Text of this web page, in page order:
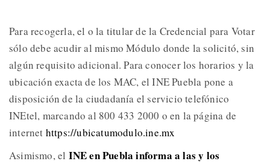
Para recogerla, el o la titular de la Credencial para Votar
sólo debe acudir al mismo Módulo donde la solicitó, sin
algún requisito adicional. Para conocer los horarios y la
ubicación exacta de los MAC, el INE Puebla pone a
disposición de la ciudadanía el servicio telefónico
INEtel, marcando al 800 433 2000 o en la página de
internet https://ubicatumodulo.ine.mx
Asimismo, el INE en Puebla informa a las y los